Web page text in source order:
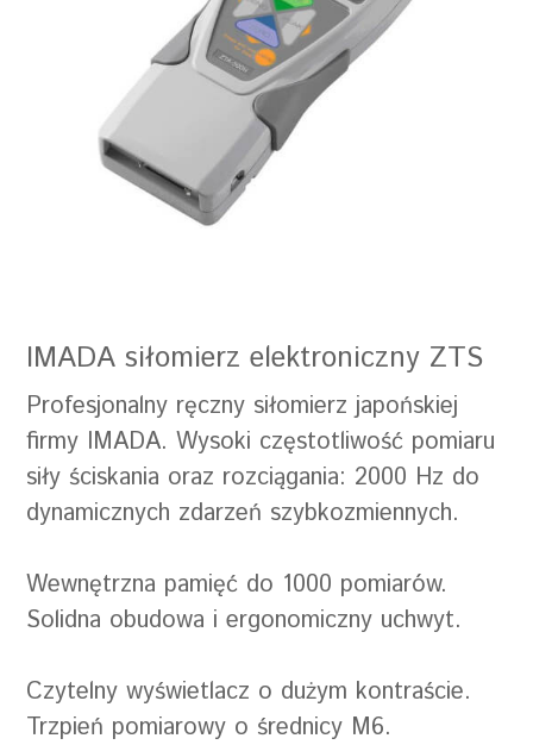
średnica gwintu:
M6
kraj:
Japonia
masa własna:
490g
max zakres pomiarowy:
2 N
obudowa:
producent:
IMADA
przekaźniki DC:
nie
walizka transportowa:
tak
wymiary:
191 x 75 x 34mm
zasilanie akumulatrowe:
tak
rodzaj dynamometru:
elektroniczny
IMADA siłomierz elektroniczny ZTS
Profesjonalny ręczny siłomierz japońskiej
firmy IMADA. Wysoki częstotliwość pomiaru
siły ściskania oraz rozciągania: 2000 Hz do
dynamicznych zdarzeń szybkozmiennych.
Wewnętrzna pamięć do 1000 pomiarów.
Solidna obudowa i ergonomiczny uchwyt.
Czytelny wyświetlacz o dużym kontraście.
Trzpień pomiarowy o średnicy M6.